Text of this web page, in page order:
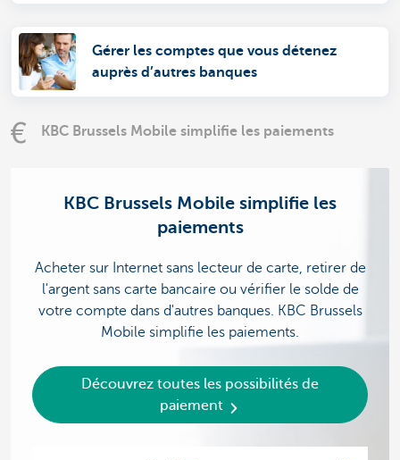
Gérer les comptes que vous détenez
auprès d’autres banques
KBC Brussels Mobile simplifie les paiements
KBC Brussels Mobile simplifie les
paiements
Acheter sur Internet sans lecteur de carte, retirer de
l'argent sans carte bancaire ou vérifier le solde de
votre compte dans d'autres banques. KBC Brussels
Mobile simplifie les paiements.
Découvrez toutes les possibilités de
paiement